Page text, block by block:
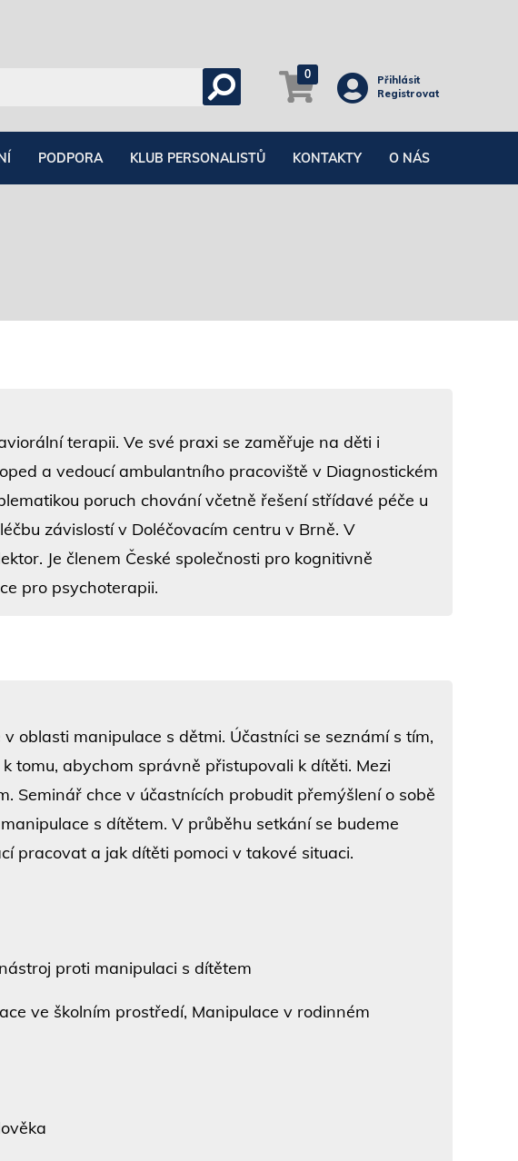
0
Přihlásit
Registrovat
PODPORA KLUB PERSONALISTŮ KONTAKTY O NÁS
terapii. Ve své praxi se zaměřuje na děti i
a vedoucí ambulantního pracoviště v Diagnostickém
poruch chování včetně řešení střídavé péče u
závislostí v Doléčovacím centru v Brně. V
Je členem České společnosti pro kognitivně
pro psychoterapii.
oblasti manipulace s dětmi. Účastníci se seznámí s tím,
tomu, abychom správně přistupovali k dítěti. Mezi
Seminář chce v účastnících probudit přemýšlení o sobě
s dítětem. V průběhu setkání se budeme
pracovat a jak dítěti pomoci v takové situaci.
proti manipulaci s dítětem
ve školním prostředí, Manipulace v rodinném